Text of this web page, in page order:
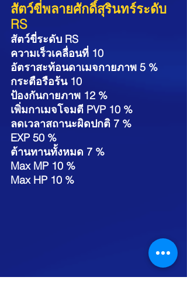
สัตว์ขี่พลายศักดิ์สุรินทร์ระดับ
RS
สัตว์ขี่ระดับ RS
ความเร็วเคลื่อนที่ 10
อัตราสะท้อนดาเมจกายภาพ 5 %
กระตือรือร้น 10
ป้องกันกายภาพ 12 %
เพิ่มกาเมจโจมตี PVP 10 %
ลดเวลาสถานะผิดปกติ 7 %
EXP 50 %
ต้านทานทั้งหมด 7 %
Max MP 10 %
Max HP 10 %